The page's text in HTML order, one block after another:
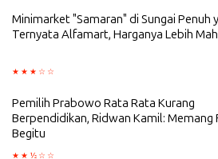
Minimarket "Samaran" di Sungai Penuh
Ternyata Alfamart, Harganya Lebih
Pemilih Prabowo Rata Rata Kurang
Berpendidikan, Ridwan Kamil: Memang
Begitu